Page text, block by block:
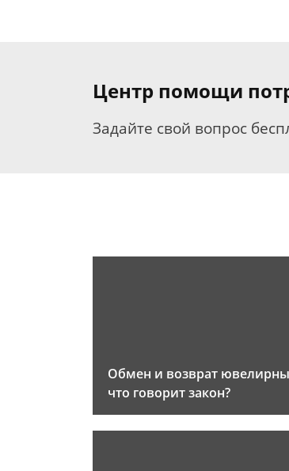
Центр помощи
Задайте свой вопрос
Обмен и возврат
что говорит закон?